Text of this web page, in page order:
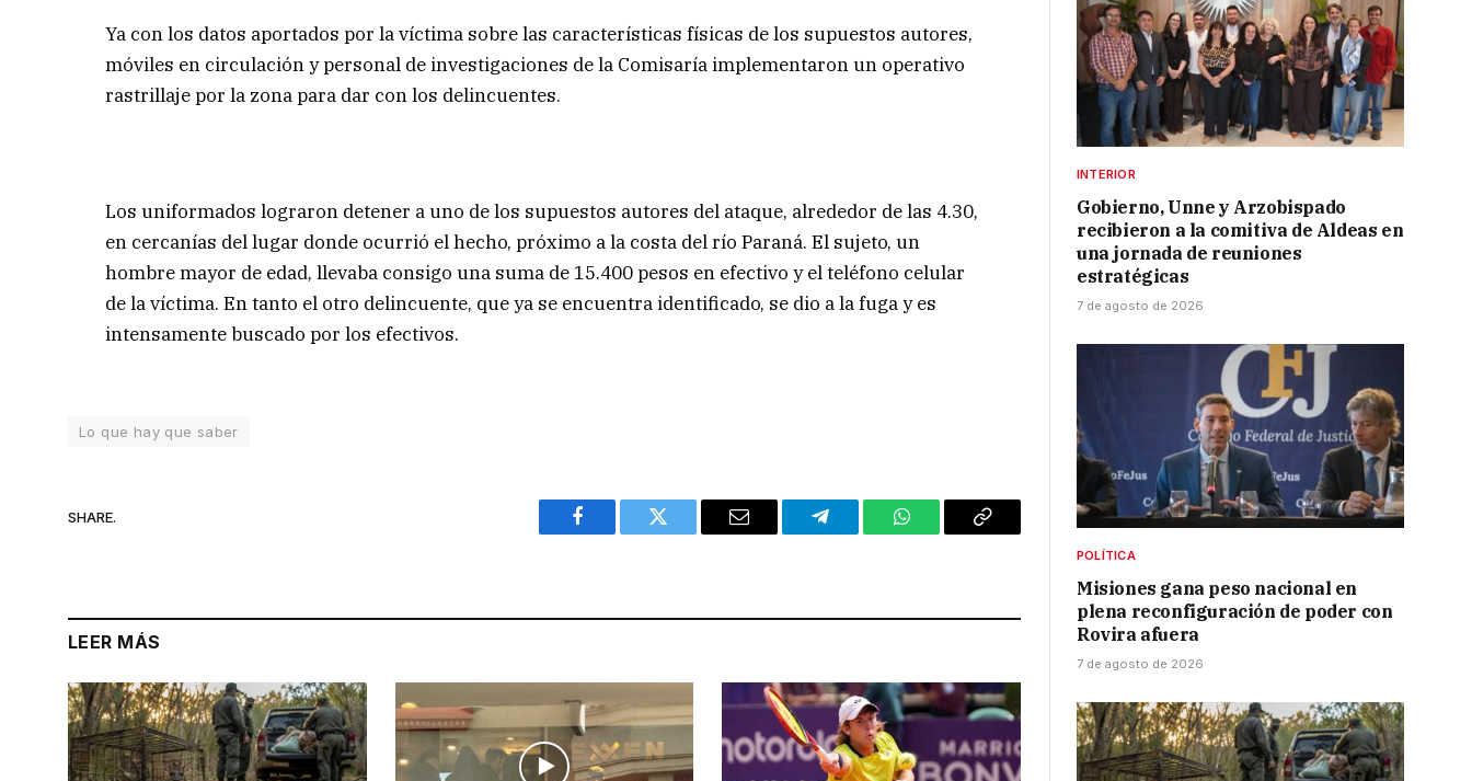
Ya con los datos aportados por la víctima sobre las características físicas de los supuestos autores,
móviles en circulación y personal de investigaciones de la Comisaría implementaron un operativo
rastrillaje por la zona para dar con los delincuentes.
Los uniformados lograron detener a uno de los supuestos autores del ataque, alrededor de las 4.30,
en cercanías del lugar donde ocurrió el hecho, próximo a la costa del río Paraná. El sujeto, un
hombre mayor de edad, llevaba consigo una suma de 15.400 pesos en efectivo y el teléfono celular
de la víctima. En tanto el otro delincuente, que ya se encuentra identificado, se dio a la fuga y es
intensamente buscado por los efectivos.
Lo que hay que saber
SHARE.
Facebook Twitter Email Telegram WhatsAppCopy
LEER MÁS
INTERIOR
Gobierno, Unne y Arzobispado
recibieron a la comitiva de Aldeas en
una jornada de reuniones
estratégicas
7 de agosto de 2026
POLÍTICA
Misiones gana peso nacional en
plena reconfiguración de poder con
Rovira afuera
7 de agosto de 2026